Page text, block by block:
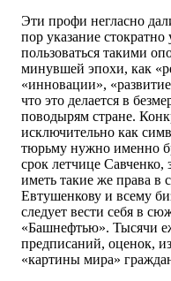
Эти профи негласно
пор указание
пользоваться такими
минувшей эпохи, как
«инновации»,
что это делается в
поводырям стране.
исключительно как
тюрьму нужно именно
срок летчице
иметь такие же права в
Евтушенкову и всему
следует вести себя в
«Башнефтью». Тысячи
предписаний, оценок,
«картины мира»